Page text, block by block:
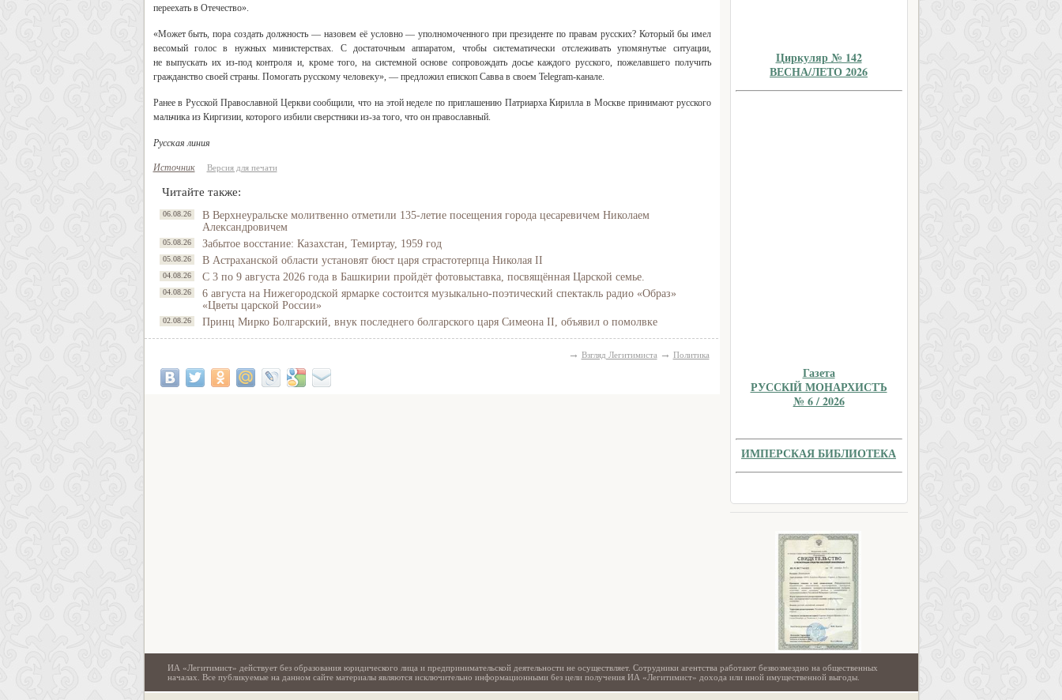
переехать в Отечество».
«Может быть, пора создать должность — назовем её условно — уполномоченного при президенте по правам русских? Который бы имел
весомый голос в нужных министерствах. С достаточным аппаратом, чтобы систематически отслеживать упомянутые ситуации,
не выпускать их из-под контроля и, кроме того, на системной основе сопровождать досье каждого русского, пожелавшего получить
гражданство своей страны. Помогать русскому человеку», — предложил епископ Савва в своем Telegram-канале.
Ранее в Русской Православной Церкви сообщили, что на этой неделе по приглашению Патриарха Кирилла в Москве принимают русского
мальчика из Киргизии, которого избили сверстники из-за того, что он православный.
Русская линия
Источник Версия для печати
Читайте также:
06.08.26
В Верхнеуральске молитвенно отметили 135-летие посещения города цесаревичем Николаем
Александровичем
05.08.26 Забытое восстание: Казахстан, Темиртау, 1959 год
05.08.26 В Астраханской области установят бюст царя страстотерпца Николая II
04.08.26 С 3 по 9 августа 2026 года в Башкирии пройдёт фотовыставка, посвящённая Царской семье.
04.08.26
6 августа на Нижегородской ярмарке состоится музыкально-поэтический спектакль радио «Образ»
«Цветы царской России»
02.08.26 Принц Мирко Болгарский, внук последнего болгарского царя Симеона II, объявил о помолвке
→ Взгляд Легитимиста → Политика
Циркуляр № 142
ВЕСНА/ЛЕТО 2026
Газета
РУССКIЙ МОНАРХИСТЪ
№ 6 / 2026
ИМПЕРСКАЯ БИБЛИОТЕКА
ИА «Легитимист» действует без образования юридического лица и предпринимательской деятельности не осуществляет. Сотрудники агентства работают безвозмездно на общественных
началах. Все публикуемые на данном сайте материалы являются исключительно информационными без цели получения ИА «Легитимист» дохода или иной имущественной выгоды.